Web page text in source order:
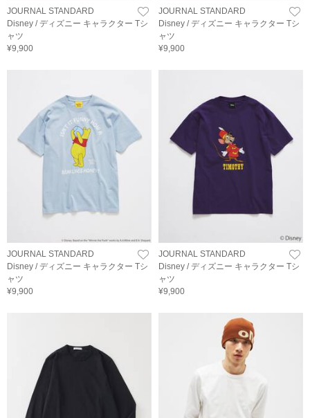
JOURNAL STANDARD
Disney / ディズニー キャラクター Tシ
ャツ
¥9,900
JOURNAL STANDARD
Disney / ディズニー キャラクター Tシ
ャツ
¥9,900
JOURNAL STANDARD
Disney / ディズニー キャラクター Tシ
ャツ
¥9,900
JOURNAL STANDARD
Disney / ディズニー キャラクター Tシ
ャツ
¥9,900